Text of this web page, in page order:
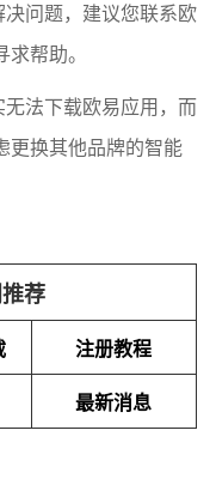
问题，建议您联系欧
帮助。
法下载欧易应用，而
更换其他品牌的智能
荐
注册教程
最新消息